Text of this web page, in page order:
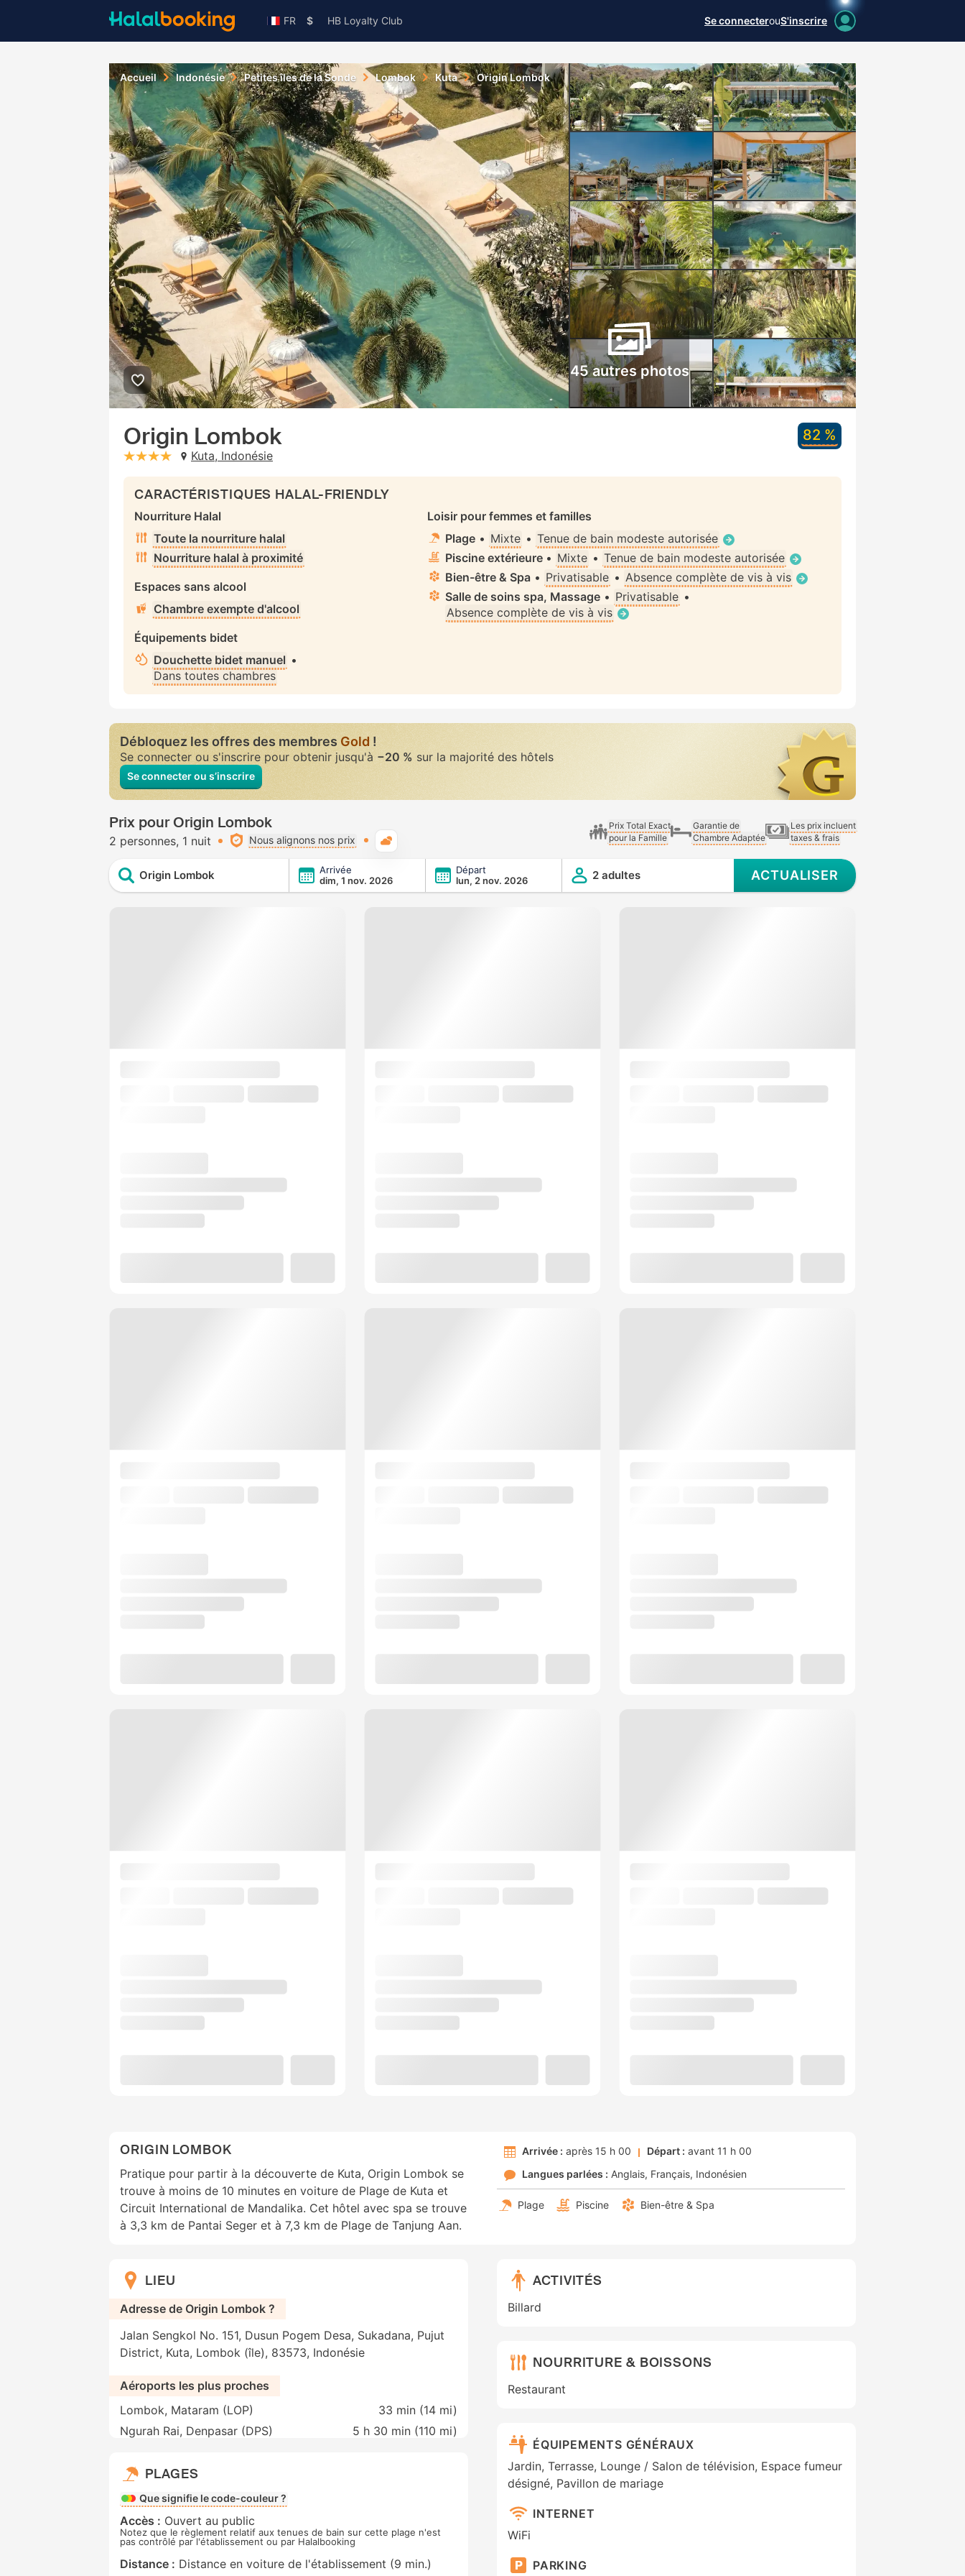
FR $ HB Loyalty Club Se connecterouS'inscrire
Accueil Indonésie Petites îles de la Sonde Lombok Kuta Origin Lombok
45 autres photos
Origin Lombok
stars: 4Kuta, Indonésie
82 %
CARACTÉRISTIQUES HALAL-FRIENDLY
Nourriture Halal
Toute la nourriture halal
Nourriture halal à proximité
Espaces sans alcool
Chambre exempte d'alcool
Équipements bidet
Douchette bidet manuel •
Dans toutes chambres
Loisir pour femmes et familles
Plage • Mixte • Tenue de bain modeste autorisée
Piscine extérieure • Mixte • Tenue de bain modeste autorisée
Bien-être & Spa • Privatisable • Absence complète de vis à vis
Salle de soins spa, Massage • Privatisable •
Absence complète de vis à vis
Débloquez les offres des membresGold!
Se connecter ou s'inscrire pour obtenir jusqu'à −20 % sur la majorité des hôtels
Se connecter ou s’inscrire
Prix pour Origin Lombok
2 personnes 1 nuit Nous alignons nos prix
Prix Total Exact
pour la Famille
Garantie de
Chambre Adaptée
Les prix incluent
taxes & frais
Origin Lombok
Arrivée
dim, 1 nov. 2026
Départ
lun, 2 nov. 2026
2 adultes ACTUALISER
ORIGIN LOMBOK
Pratique pour partir à la découverte de Kuta, Origin Lombok se
trouve à moins de 10 minutes en voiture de Plage de Kuta et
Circuit International de Mandalika. Cet hôtel avec spa se trouve
à 3,3 km de Pantai Seger et à 7,3 km de Plage de Tanjung Aan.
Arrivée : après 15 h 00 Départ : avant 11 h 00
Langues parlées : Anglais Français Indonésien
Plage Piscine Bien-être & Spa
LIEU
Adresse de Origin Lombok ?
Jalan Sengkol No. 151, Dusun Pogem Desa, Sukadana, Pujut
District, Kuta, Lombok (île), 83573, Indonésie
Aéroports les plus proches
Lombok, Mataram (LOP)
33 min (14 mi)
Ngurah Rai, Denpasar (DPS)
5 h 30 min (110 mi)
PLAGES
Que signifie le code-couleur ?
Accès : Ouvert au public
Notez que le règlement relatif aux tenues de bain sur cette plage n'est
pas contrôlé par l'établissement ou par Halalbooking
Distance : Distance en voiture de l'établissement (9 min.)
ACTIVITÉS
Billard
NOURRITURE & BOISSONS
Restaurant
ÉQUIPEMENTS GÉNÉRAUX
Jardin, Terrasse, Lounge / Salon de télévision, Espace fumeur
désigné, Pavillon de mariage
INTERNET
WiFi
PARKING